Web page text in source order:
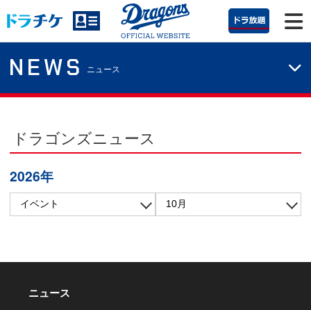
NEWS ニュース
ドラゴンズニュース
2026年
ニュース